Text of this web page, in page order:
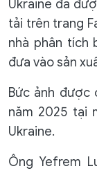
Ukraine đã
tải trên trang
nhà phân tích
đưa vào sản
Bức ảnh được
năm 2025 tại
Ukraine.
Ông Yefrem